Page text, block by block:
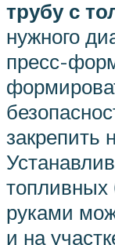
трубу с
нужного
пресс-
закрепить
топливных
руками
и на